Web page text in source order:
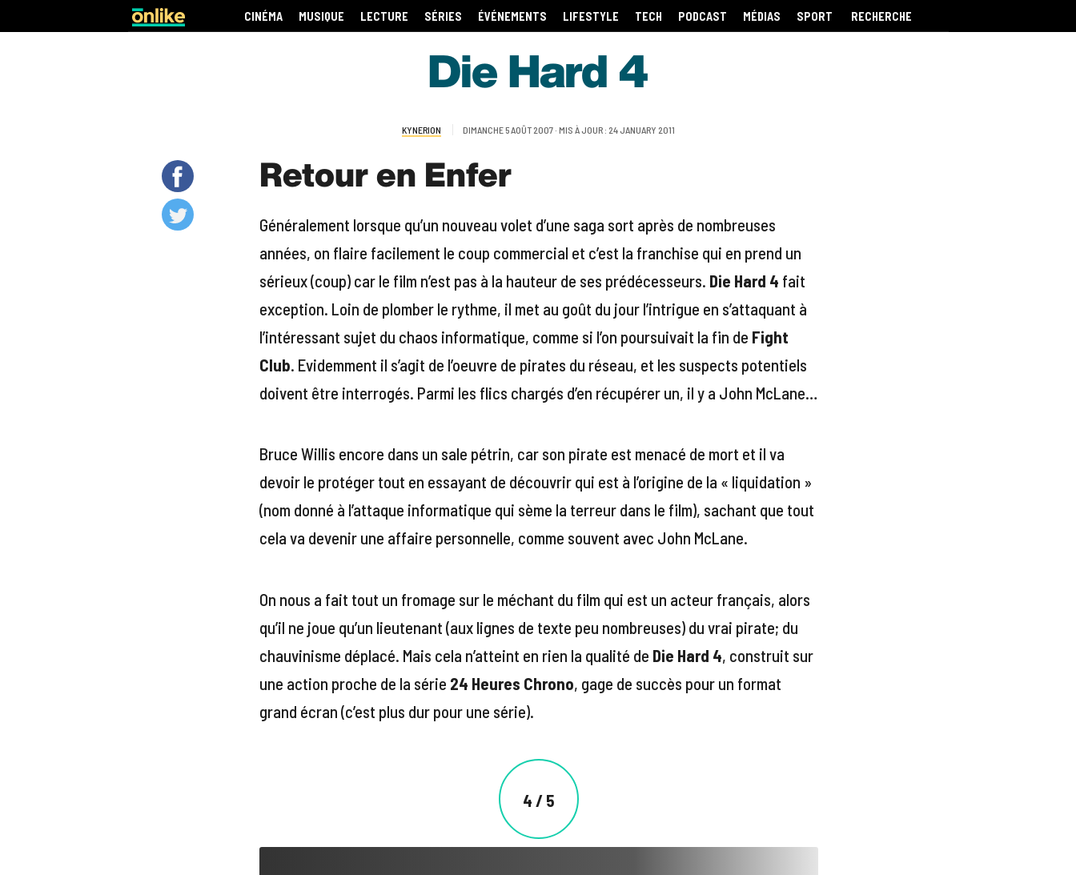
CINÉMA MUSIQUE LECTURE SÉRIES ÉVÉNEMENTS LIFESTYLE TECH PODCAST MÉDIAS SPORT RECHERCHE
Die Hard 4
KYNERION DIMANCHE 5 AOÛT 2007 · MIS À JOUR : 24 JANUARY 2011
Retour en Enfer
Généralement lorsque qu’un nouveau volet d’une saga sort après de nombreuses
années, on flaire facilement le coup commercial et c’est la franchise qui en prend un
sérieux (coup) car le film n’est pas à la hauteur de ses prédécesseurs. Die Hard 4 fait
exception. Loin de plomber le rythme, il met au goût du jour l’intrigue en s’attaquant à
l’intéressant sujet du chaos informatique, comme si l’on poursuivait la fin de Fight
Club. Evidemment il s’agit de l’oeuvre de pirates du réseau, et les suspects potentiels
doivent être interrogés. Parmi les flics chargés d’en récupérer un, il y a John McLane…
Bruce Willis encore dans un sale pétrin, car son pirate est menacé de mort et il va
devoir le protéger tout en essayant de découvrir qui est à l’origine de la « liquidation »
(nom donné à l’attaque informatique qui sème la terreur dans le film), sachant que tout
cela va devenir une affaire personnelle, comme souvent avec John McLane.
On nous a fait tout un fromage sur le méchant du film qui est un acteur français, alors
qu’il ne joue qu’un lieutenant (aux lignes de texte peu nombreuses) du vrai pirate; du
chauvinisme déplacé. Mais cela n’atteint en rien la qualité de Die Hard 4, construit sur
une action proche de la série 24 Heures Chrono, gage de succès pour un format
grand écran (c’est plus dur pour une série).
4 / 5